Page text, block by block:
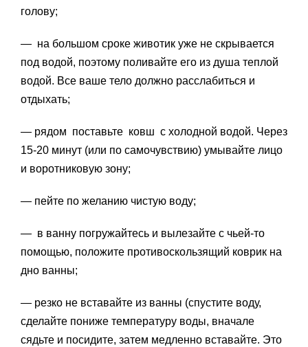
голову;
— на большом сроке животик уже не скрывается
под водой, поэтому поливайте его из душа теплой
водой. Все ваше тело должно расслабиться и
отдыхать;
— рядом поставьте ковш с холодной водой. Через
15-20 минут (или по самочувствию) умывайте лицо
и воротниковую зону;
— пейте по желанию чистую воду;
— в ванну погружайтесь и вылезайте с чьей-то
помощью, положите противоскользящий коврик на
дно ванны;
— резко не вставайте из ванны (спустите воду,
сделайте пониже температуру воды, вначале
сядьте и посидите, затем медленно вставайте. Это